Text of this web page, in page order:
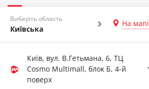
Виберіть область
Київська
На мапі
Київ, вул. В.Гетьмана, 6, ТЦ
Cosmo Multimall, блок Б, 4-й
поверх